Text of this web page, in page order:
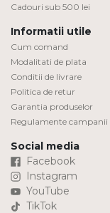
Cadouri sub 500 lei
Informatii utile
Cum comand
Modalitati de plata
Conditii de livrare
Politica de retur
Garantia produselor
Regulamente campanii
Social media
Facebook
Instagram
YouTube
TikTok